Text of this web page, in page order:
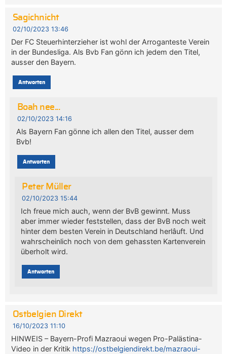
Sagichnicht
02/10/2023 13:46
Der FC Steuerhinterzieher ist wohl der Arroganteste Verein
in der Bundesliga. Als Bvb Fan gönn ich jedem den Titel,
ausser den Bayern.
Antworten
Boah nee...
02/10/2023 14:16
Als Bayern Fan gönne ich allen den Titel, ausser dem
Bvb!
Antworten
Peter Müller
02/10/2023 15:44
Ich freue mich auch, wenn der BvB gewinnt. Muss
aber immer wieder feststellen, dass der BvB noch weit
hinter dem besten Verein in Deutschland herlâuft. Und
wahrscheinlich noch von dem gehassten Kartenverein
überholt wird.
Antworten
Ostbelgien Direkt
16/10/2023 11:10
HINWEIS – Bayern-Profi Mazraoui wegen Pro-Palästina-
Video in der Kritik https://ostbelgiendirekt.be/mazraoui-